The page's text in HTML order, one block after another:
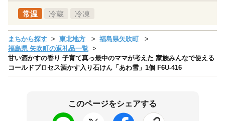
常温 冷蔵 冷凍
まちから探す 東北地方
福島県矢吹町
福島県 矢吹町の返礼品一覧
甘い酒かすの香り 子育て真っ最中のママが考えた 家族みんなで使える
コールドプロセス酒かす入り石けん「あわ雪」1個 F6U-416
このページをシェアする